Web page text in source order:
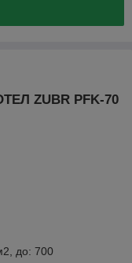
ZUBR PFK-70
до: 700